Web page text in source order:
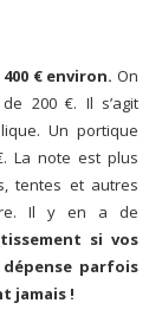
€ environ. On
200 €. Il s’agit
Un portique
La note est plus
tentes et autres
Il y en a de
si vos
parfois
jamais !